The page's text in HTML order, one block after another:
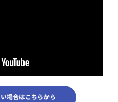
場合はこちらから